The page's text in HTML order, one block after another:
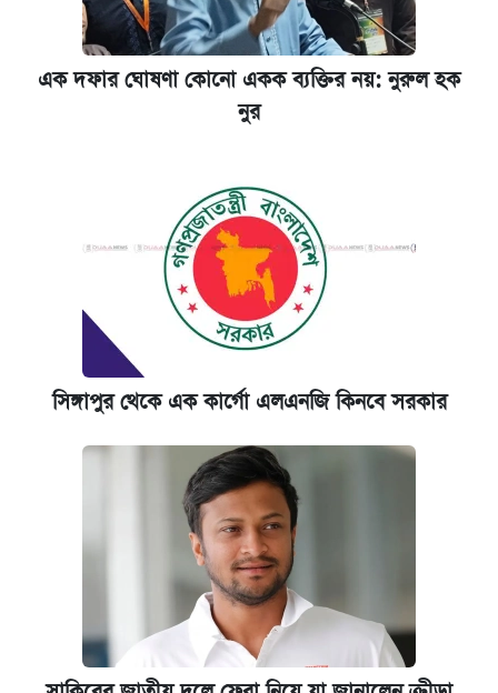
এক দফার ঘোষণা কোনো একক ব্যক্তির নয়: নুরুল হক
নুর
সিঙ্গাপুর থেকে এক কার্গো এলএনজি কিনবে সরকার